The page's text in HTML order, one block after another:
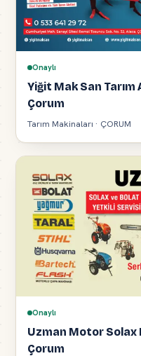
Onaylı
Yiğit Mak San
Çorum
Tarım Makinaları · ÇORUM
Onaylı
Uzman Motor Solax
Çorum